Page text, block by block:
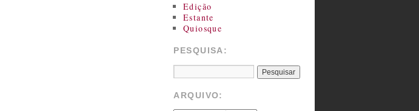
Edição
Estante
Quiosque
PESQUISA:
ARQUIVO: